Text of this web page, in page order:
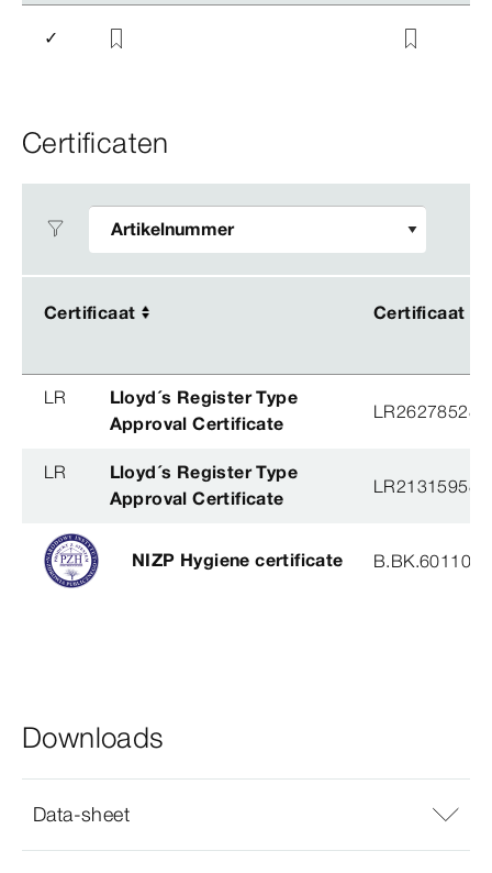
✓
Certificaten
Certificaat Certificaat
Certificaat Certificaat
LR
Lloyd´s Register Type
Approval Certificate
LR
Lloyd´s Register Type
Approval Certificate
NIZP Hygiene certificate
Downloads
Data-sheet